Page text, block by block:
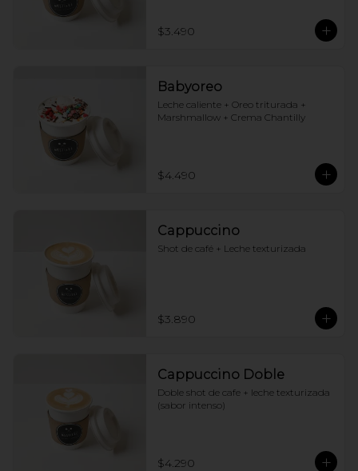
$3.490
Babyoreo
Leche caliente + Oreo triturada +
Marshmallow + Crema Chantilly
$4.490
Cappuccino
Shot de café + Leche texturizada
$3.890
Cappuccino Doble
Doble shot de cafe + leche texturizada
(sabor intenso)
$4.290